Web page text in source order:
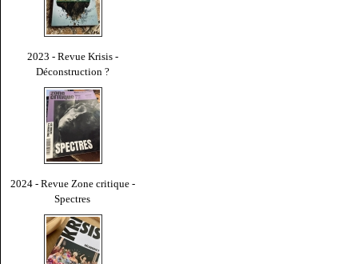
2023 - Revue Krisis -
Déconstruction ?
2024 - Revue Zone critique -
Spectres